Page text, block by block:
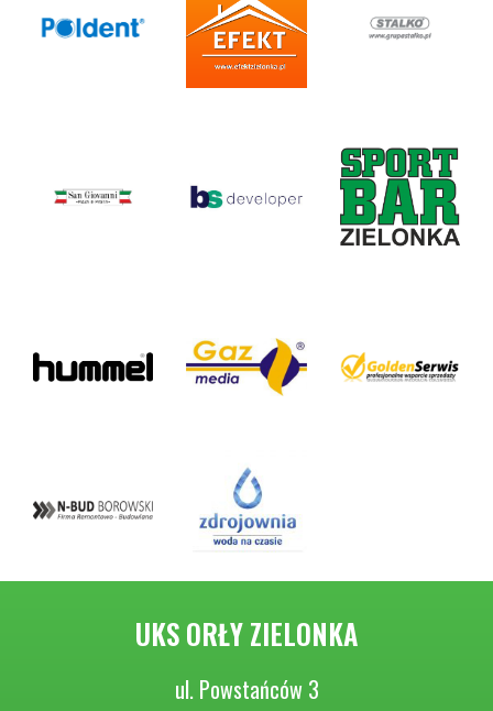
UKS ORŁY ZIELONKA
ul. Powstańców 3